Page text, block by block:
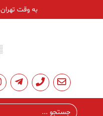
به وقت تهران